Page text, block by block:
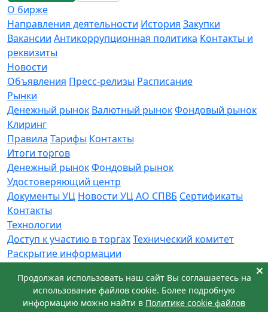
О бирже
Направления деятельности История Закупки
Вакансии Антикоррупционная политика Контакты и
реквизиты
Новости
Объявления Пресс-релизы Расписание
Рынки
Денежный рынок Валютный рынокФондовый рынок
Клиринг
Правила Тарифы Контакты
Итоги торгов
Денежный рынокФондовый рынок
Удостоверяющий центр
Документы УЦ Новости УЦ АО СПВБ Сертификаты
Контакты
Технологии
Доступ к участию в торгахТехнический комитет
Раскрытие информации
Обращения Заявка в техническую поддержку
© АО СПВБ 2016-2026. Все права защищены.
Продолжая использовать наш сайт Вы соглашаетесь на
использование файлов cookie. Более подробную
информацию можно найти в Политике cookie файлов